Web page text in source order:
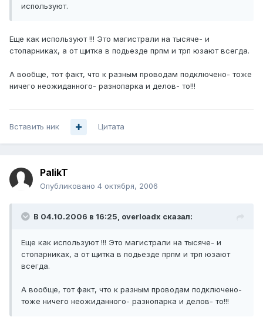
используют.
Еще как используют !!! Это магистрали на тысяче- и
стопарниках, а от щитка в подьезде прпм и трп юзают всегда.
А вообще, тот факт, что к разным проводам подключено- тоже
ничего неожиданного- разнопарка и делов- то!!!
Вставить ник Цитата
PalikT
Опубликовано 4 октября, 2006
В 04.10.2006 в 16:25, overloadx сказал:
Еще как используют !!! Это магистрали на тысяче- и
стопарниках, а от щитка в подьезде прпм и трп юзают
всегда.
А вообще, тот факт, что к разным проводам подключено-
тоже ничего неожиданного- разнопарка и делов- то!!!